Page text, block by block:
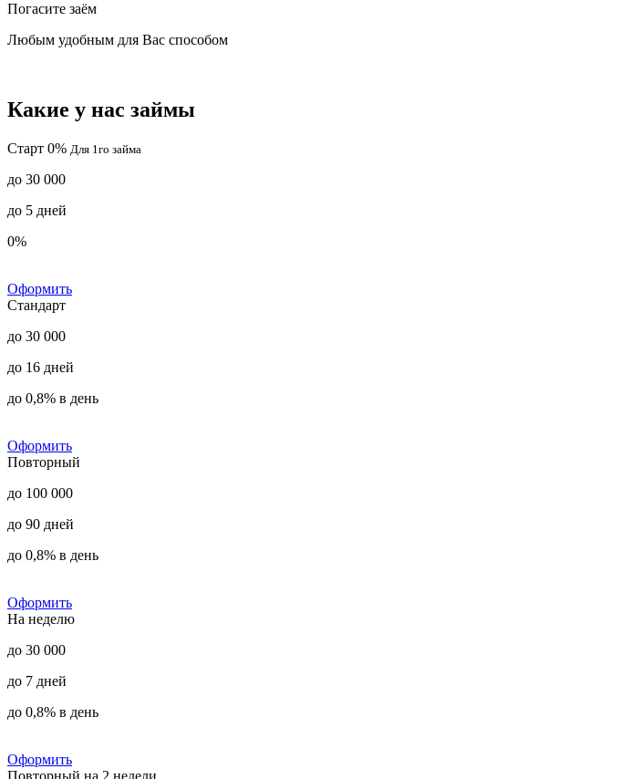
Погасите заём
Любым удобным для Вас способом
Какие у нас займы
Старт 0% Для 1го займа
до 30 000
до 5 дней
0%
Оформить
Стандарт
до 30 000
до 16 дней
до 0,8% в день
Оформить
Повторный
до 100 000
до 90 дней
до 0,8% в день
Оформить
На неделю
до 30 000
до 7 дней
до 0,8% в день
Оформить